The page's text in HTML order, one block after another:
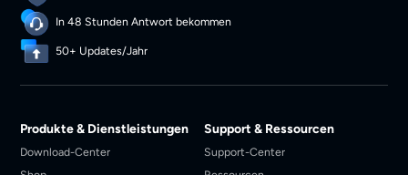
In 48 Stunden Antwort bekommen
50+ Updates/Jahr
Produkte & Dienstleistungen
Download-Center
Support & Ressourcen
Support-Center